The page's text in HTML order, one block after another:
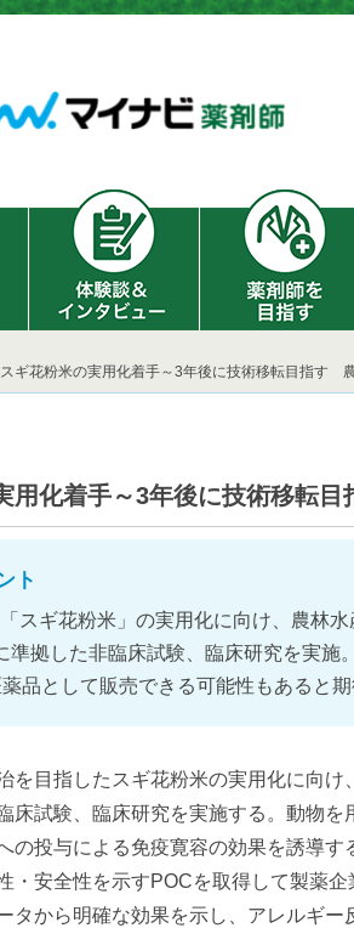
スギ花粉米の実用化着手～3年後に技術移転目指す
用化着手～3年後に技術移転
ト
スギ花粉米」の実用化に向け、農林
準拠した非臨床試験、臨床研究を実施
品として販売できる可能性もあると期
を目指したスギ花粉米の実用化に向け
床試験、臨床研究を実施する。動物を
の投与による免疫寛容の効果を誘導す
・安全性を示すPOCを取得して製薬
タから明確な効果を示し、アレルギー